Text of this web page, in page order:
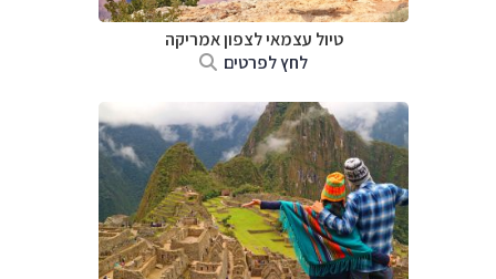
טיול עצמאי לצפון אמריקה
לחץ לפרטים